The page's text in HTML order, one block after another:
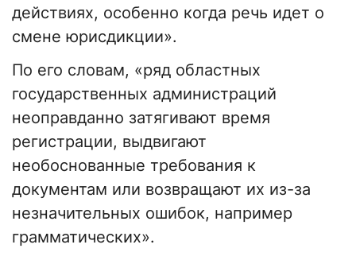
действиях, особенно когда речь идет о
смене юрисдикции».
По его словам, «ряд областных
государственных администраций
неоправданно затягивают время
регистрации, выдвигают
необоснованные требования к
документам или возвращают их из-за
незначительных ошибок, например
грамматических».